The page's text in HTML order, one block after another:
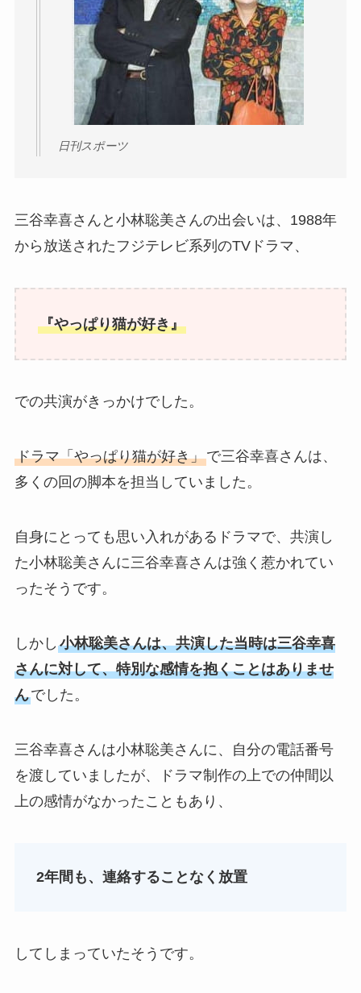
日刊スポーツ
三谷幸喜さんと小林聡美さんの出会いは、1988年
から放送されたフジテレビ系列のTVドラマ、
『やっぱり猫が好き』
での共演がきっかけでした。
ドラマ「やっぱり猫が好き」で三谷幸喜さんは、
多くの回の脚本を担当していました。
自身にとっても思い入れがあるドラマで、共演し
た小林聡美さんに三谷幸喜さんは強く惹かれてい
ったそうです。
しかし 小林聡美さんは、共演した当時は三谷幸喜
さんに対して、特別な感情を抱くことはありませ
んでした。
三谷幸喜さんは小林聡美さんに、自分の電話番号
を渡していましたが、ドラマ制作の上での仲間以
上の感情がなかったこともあり、
2年間も、連絡することなく放置
してしまっていたそうです。